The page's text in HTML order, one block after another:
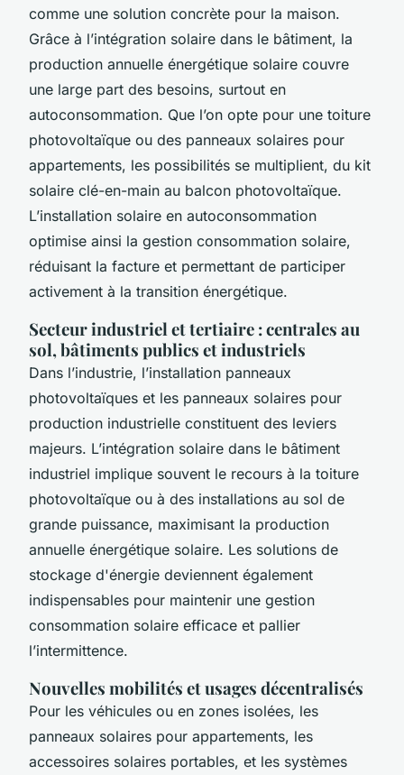
comme une solution concrète pour la maison.
Grâce à l’intégration solaire dans le bâtiment, la
production annuelle énergétique solaire couvre
une large part des besoins, surtout en
autoconsommation. Que l’on opte pour une toiture
photovoltaïque ou des panneaux solaires pour
appartements, les possibilités se multiplient, du kit
solaire clé-en-main au balcon photovoltaïque.
L’installation solaire en autoconsommation
optimise ainsi la gestion consommation solaire,
réduisant la facture et permettant de participer
activement à la transition énergétique.
Secteur industriel et tertiaire : centrales au
sol, bâtiments publics et industriels
Dans l’industrie, l’installation panneaux
photovoltaïques et les panneaux solaires pour
production industrielle constituent des leviers
majeurs. L’intégration solaire dans le bâtiment
industriel implique souvent le recours à la toiture
photovoltaïque ou à des installations au sol de
grande puissance, maximisant la production
annuelle énergétique solaire. Les solutions de
stockage d'énergie deviennent également
indispensables pour maintenir une gestion
consommation solaire efficace et pallier
l’intermittence.
Nouvelles mobilités et usages décentralisés
Pour les véhicules ou en zones isolées, les
panneaux solaires pour appartements, les
accessoires solaires portables, et les systèmes